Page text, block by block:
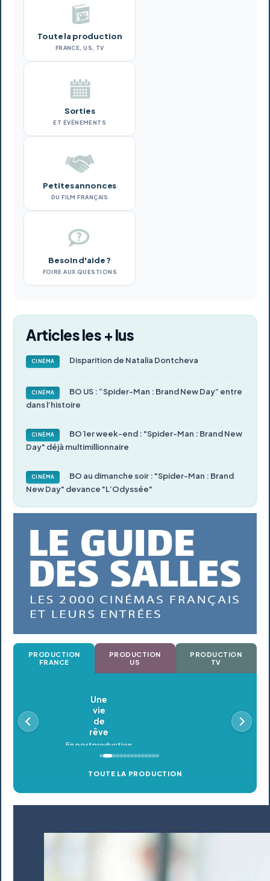
Toute la production
FRANCE, US, TV
Sorties
ET ÉVÉNEMENTS
Petites annonces
DU FILM FRANÇAIS
Besoin d'aide ?
FOIRE AUX QUESTIONS
Articles les + lus
CINÉMA Disparition de Natalia Dontcheva
CINÉMA
BO US : “Spider-Man : Brand New Day” entre
dans l’histoire
CINÉMA
BO 1er week-end : "Spider-Man : Brand New
Day" déjà multimillionnaire
CINÉMA
BO au dimanche soir : "Spider-Man : Brand
New Day" devance "L’Odyssée"
PRODUCTION
FRANCE
PRODUCTION
US
PRODUCTION
TV
Oldeupe
En postproduction
TOUTE LA PRODUCTION